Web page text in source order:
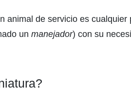
animal de servicio es
un manejador) con su